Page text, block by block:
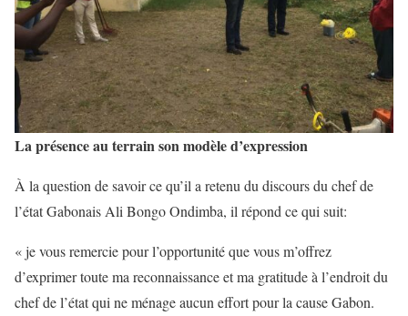
La présence au terrain son modèle d’expression
À la question de savoir ce qu’il a retenu du discours du chef de
l’état Gabonais Ali Bongo Ondimba, il répond ce qui suit:
« je vous remercie pour l’opportunité que vous m’offrez
d’exprimer toute ma reconnaissance et ma gratitude à l’endroit du
chef de l’état qui ne ménage aucun effort pour la cause Gabon.